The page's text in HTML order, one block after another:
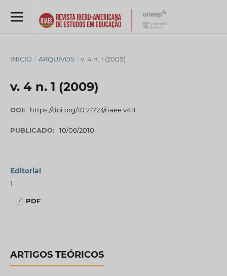
INÍCIO / ARQUIVOS / v. 4 n. 1 (2009)
v. 4 n. 1 (2009)
DOI: https://doi.org/10.21723/riaee.v4i1
PUBLICADO: 10/06/2010
Editorial
1
PDF
ARTIGOS TEÓRICOS